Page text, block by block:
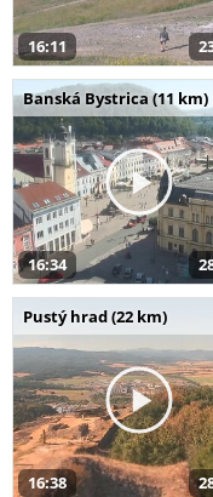
16:11
Banská Bystrica (11 km)
16:34
Pustý hrad (22 km)
16:38